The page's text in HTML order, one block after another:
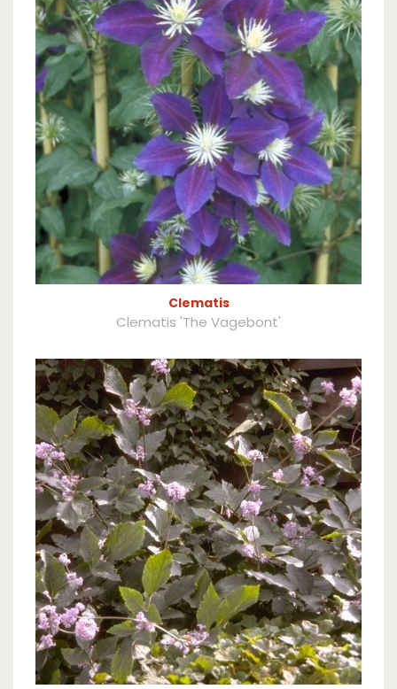
Clematis
Clematis 'The Vagebont'